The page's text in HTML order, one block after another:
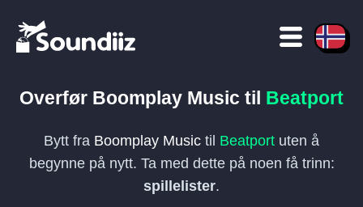
Overfør Boomplay Music til Beatport
Bytt fra Boomplay Music til Beatport uten å
begynne på nytt. Ta med dette på noen få trinn:
spillelister.